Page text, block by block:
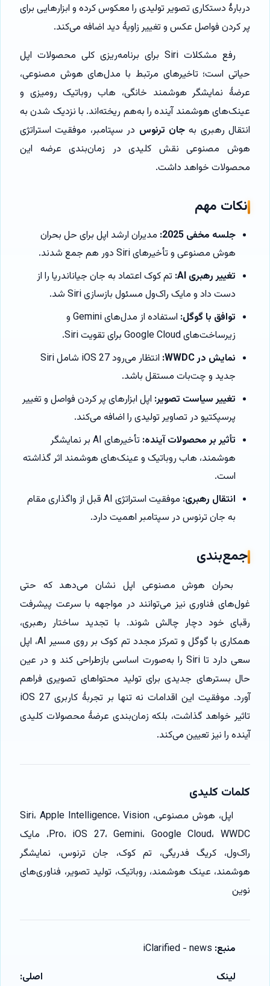
دربارهٔ دستکاری تصویر تولیدی را معکوس کرده و ابزارهایی برای
پر کردن فواصل عکس و تغییر زاویهٔ دید اضافه می‌کند.
رفع مشکلات Siri برای برنامه‌ریزی کلی محصولات اپل
حیاتی است؛ تاخیرهای مرتبط با مدل‌های هوش مصنوعی،
عرضهٔ نمایشگر هوشمند خانگی، هاب روباتیک رومیزی و
عینک‌های هوشمند آینده را به‌هم ریخته‌اند. با نزدیک شدن به
انتقال رهبری بهجان ترنوس در سپتامبر، موفقیت استراتژی
هوش مصنوعی نقش کلیدی در زمان‌بندی عرضه این
محصولات خواهد داشت.
نکات مهم
جلسه مخفی 2025:
مدیران ارشد اپل برای حل بحران
هوش مصنوعی و تأخیرهای Siri دور هم جمع شدند.
تغییر رهبری AI:
تم کوک اعتماد به جان جیاناندریا را از
دست داد و مایک راک‌ول مسئول بازسازی Siri شد.
توافق با گوگل:
استفاده از مدل‌های Gemini و
زیرساخت‌های Google Cloud برای تقویت Siri.
نمایش در WWDC:
انتظار می‌رود iOS 27 شامل Siri
جدید و چت‌بات مستقل باشد.
تغییر سیاست تصویر: اپل ابزارهای پر کردن فواصل و تغییر
پرسپکتیو در تصاویر تولیدی را اضافه می‌کند.
تأثیر بر محصولات آینده:
تأخیرهای AI بر نمایشگر
هوشمند، هاب روباتیک و عینک‌های هوشمند اثر گذاشته
است.
انتقال رهبری:
موفقیت استراتژی AI قبل از واگذاری مقام
به جان ترنوس در سپتامبر اهمیت دارد.
جمع‌بندی
بحران هوش مصنوعی اپل نشان می‌دهد که حتی
غول‌های فناوری نیز می‌توانند در مواجهه با سرعت پیشرفت
رقبای خود دچار چالش شوند. با تجدید ساختار رهبری،
همکاری با گوگل و تمرکز مجدد تم کوک بر روی مسیر AI، اپل
سعی دارد تا Siri را به‌صورت اساسی بازطراحی کند و در عین
حال بسترهای جدیدی برای تولید محتواهای تصویری فراهم
آورد. موفقیت این اقدامات نه تنها بر تجربهٔ کاربری iOS 27
تاثیر خواهد گذاشت، بلکه زمان‌بندی عرضهٔ محصولات کلیدی
آینده را نیز تعیین می‌کند.
کلمات کلیدی
اپل، هوش مصنوعی، Siri، Apple Intelligence، Vision
Pro، iOS 27، Gemini، Google Cloud، WWDC، مایک
راک‌ول، کریگ فدریگی، تم کوک، جان ترنوس، نمایشگر
هوشمند، عینک هوشمند، روباتیک، تولید تصویر، فناوری‌های
نوین
منبع:
لینک اصلی: